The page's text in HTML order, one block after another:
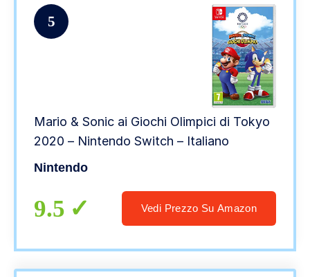
5
Mario & Sonic ai Giochi Olimpici di Tokyo
2020 – Nintendo Switch – Italiano
Nintendo
9.5 Vedi Prezzo Su Amazon